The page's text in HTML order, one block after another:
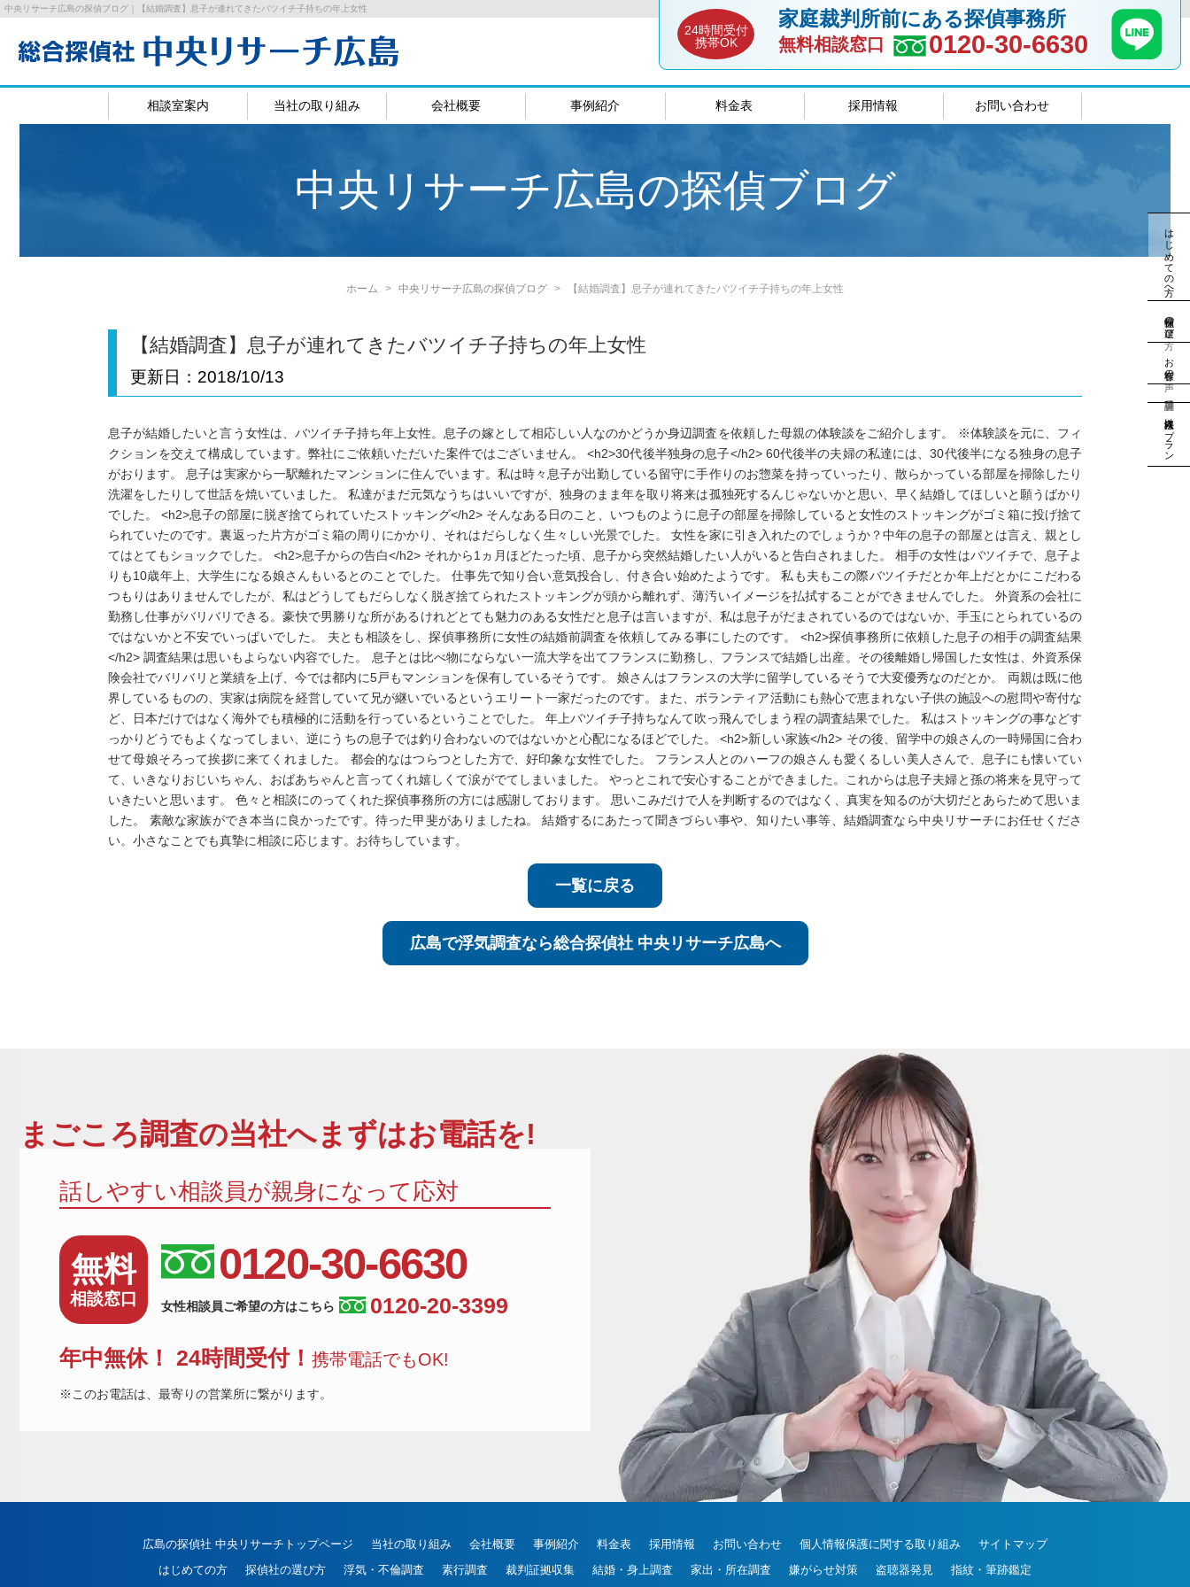
中央リサーチ広島の探偵ブログ｜【結婚調査】息子が連れてきたバツイチ子持ちの年上女性
24時間受付
携帯OK
家庭裁判所前にある探偵事務所
無料相談窓口 0120-30-6630
はじめての方へ
探偵社の選び方
お客様の声
法人様向けプラン
相談室案内
島根相談室
当社の取り組み 会社概要 事例紹介 料金表 採用情報 お問い合わせ
中央リサーチ広島の探偵ブログ
ホーム 中央リサーチ広島の探偵ブログ 【結婚調査】息子が連れてきたバツイチ子持ちの年上女性
【結婚調査】息子が連れてきたバツイチ子持ちの年上女性
更新日： 2018/10/13
息子が結婚したいと言う女性は、バツイチ子持ち年上女性。息子の嫁として相応しい人なのかどうか身辺調査を依頼した母親の体験談をご紹介します。 ※体験談を元に、フィ
クションを交えて構成しています。弊社にご依頼いただいた案件ではございません。 <h2>30代後半独身の息子</h2> 60代後半の夫婦の私達には、30代後半になる独身の息子
がおります。 息子は実家から一駅離れたマンションに住んでいます。私は時々息子が出勤している留守に手作りのお惣菜を持っていったり、散らかっている部屋を掃除したり
洗濯をしたりして世話を焼いていました。 私達がまだ元気なうちはいいですが、独身のまま年を取り将来は孤独死するんじゃないかと思い、早く結婚してほしいと願うばかり
でした。 <h2>息子の部屋に脱ぎ捨てられていたストッキング</h2> そんなある日のこと、いつものように息子の部屋を掃除していると女性のストッキングがゴミ箱に投げ捨て
られていたのです。裏返った片方がゴミ箱の周りにかかり、それはだらしなく生々しい光景でした。 女性を家に引き入れたのでしょうか？中年の息子の部屋とは言え、親とし
てはとてもショックでした。 <h2>息子からの告白</h2> それから1ヵ月ほどたった頃、息子から突然結婚したい人がいると告白されました。 相手の女性はバツイチで、息子よ
りも10歳年上、大学生になる娘さんもいるとのことでした。 仕事先で知り合い意気投合し、付き合い始めたようです。 私も夫もこの際バツイチだとか年上だとかにこだわる
つもりはありませんでしたが、私はどうしてもだらしなく脱ぎ捨てられたストッキングが頭から離れず、薄汚いイメージを払拭することができませんでした。 外資系の会社に
勤務し仕事がバリバリできる。豪快で男勝りな所があるけれどとても魅力のある女性だと息子は言いますが、私は息子がだまされているのではないか、手玉にとられているの
ではないかと不安でいっぱいでした。 夫とも相談をし、探偵事務所に女性の結婚前調査を依頼してみる事にしたのです。 <h2>探偵事務所に依頼した息子の相手の調査結果
</h2> 調査結果は思いもよらない内容でした。 息子とは比べ物にならない一流大学を出てフランスに勤務し、フランスで結婚し出産。その後離婚し帰国した女性は、外資系保
険会社でバリバリと業績を上げ、今では都内に5戸もマンションを保有しているそうです。 娘さんはフランスの大学に留学しているそうで大変優秀なのだとか。 両親は既に他
界しているものの、実家は病院を経営していて兄が継いでいるというエリート一家だったのです。また、ボランティア活動にも熱心で恵まれない子供の施設への慰問や寄付な
ど、日本だけではなく海外でも積極的に活動を行っているということでした。 年上バツイチ子持ちなんて吹っ飛んでしまう程の調査結果でした。 私はストッキングの事などす
っかりどうでもよくなってしまい、逆にうちの息子では釣り合わないのではないかと心配になるほどでした。 <h2>新しい家族</h2> その後、留学中の娘さんの一時帰国に合わ
せて母娘そろって挨拶に来てくれました。 都会的なはつらつとした方で、好印象な女性でした。 フランス人とのハーフの娘さんも愛くるしい美人さんで、息子にも懐いてい
て、いきなりおじいちゃん、おばあちゃんと言ってくれ嬉しくて涙がでてしまいました。 やっとこれで安心することができました。これからは息子夫婦と孫の将来を見守って
いきたいと思います。 色々と相談にのってくれた探偵事務所の方には感謝しております。 思いこみだけで人を判断するのではなく、真実を知るのが大切だとあらためて思いま
した。 素敵な家族ができ本当に良かったです。待った甲斐がありましたね。 結婚するにあたって聞きづらい事や、知りたい事等、結婚調査なら中央リサーチにお任せくださ
い。小さなことでも真摯に相談に応じます。お待ちしています。
一覧に戻る
広島で浮気調査なら総合探偵社 中央リサーチ広島へ
まごころ調査の当社へまずはお電話を!
話しやすい相談員が親身になって応対
無料
相談窓口
0120-30-6630相談窓口電話番号:0120-30-6630
女性相談員ご希望の方はこちら 0120-20-3399
年中無休！ 24時間受付！ 携帯電話でもOK!
※このお電話は、最寄りの営業所に繋がります。
広島の探偵社 中央リサーチトップページ 当社の取り組み 会社概要 事例紹介 料金表 採用情報 お問い合わせ 個人情報保護に関する取り組み
サイトマップ
はじめての方
探偵社の選び方 浮気・不倫調査 素行調査 裁判証拠収集 結婚・身上調査 家出・所在調査 嫌がらせ対策 盗聴器発見 指紋・筆跡鑑定